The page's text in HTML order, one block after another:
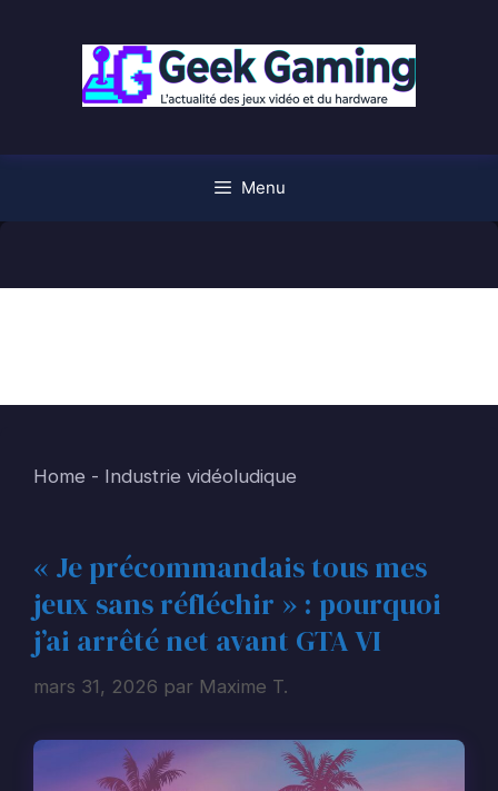
Menu
Home - Industrie vidéoludique
« Je précommandais tous mes
jeux sans réfléchir » : pourquoi
j’ai arrêté net avant GTA VI
mars 31, 2026 par Maxime T.